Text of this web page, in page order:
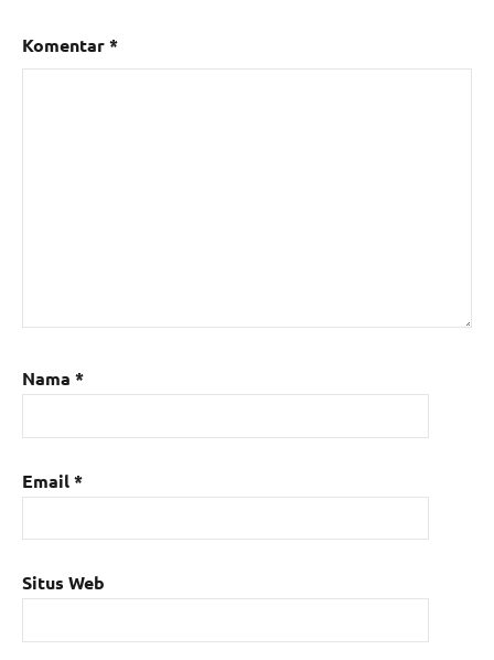
Komentar*
Nama *
Email*
Situs Web